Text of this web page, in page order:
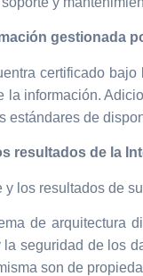
gestionada
certificado
la información.
estándares de
resultados de la
y los resultados de
de arquitectura
seguridad de los
son de